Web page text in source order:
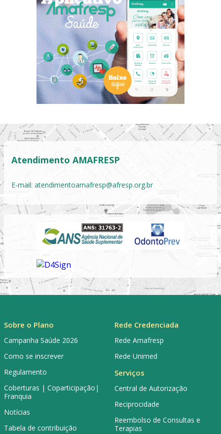
Atendimento AMAFRESP
E-mail: atendimentoamafresp@afresp.org.br
Sobre o Plano
Campanha Saúde 2026
Como se inscrever
Regulamento
Coberturas | Coparticipação|
Franquia
Notícias
Tabela de contribuição
Rede Credenciada
Rede Amafresp
Rede Unimed
Serviços
Central de Autorização
Reciprocidade
Reembolso de Consultas e
Terapias